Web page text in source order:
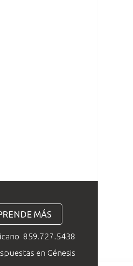
MÁS
859.727.5438
en Génesis